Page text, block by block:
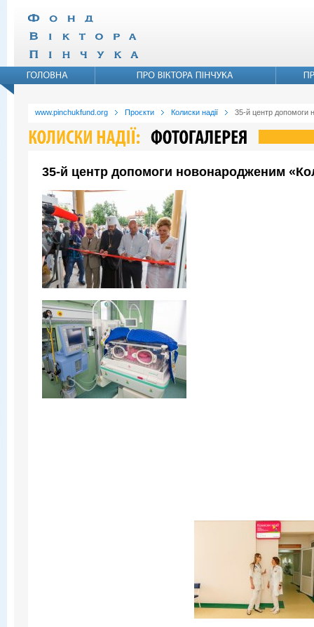
www.pinchukfund.org Проєкти Колиски надії 35-й центр допомоги
35-й центр допомоги новонародженим